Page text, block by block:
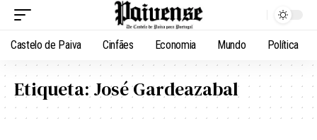
Castelo de Paiva Cinfães Economia Mundo Política
Etiqueta:José Gardeazabal